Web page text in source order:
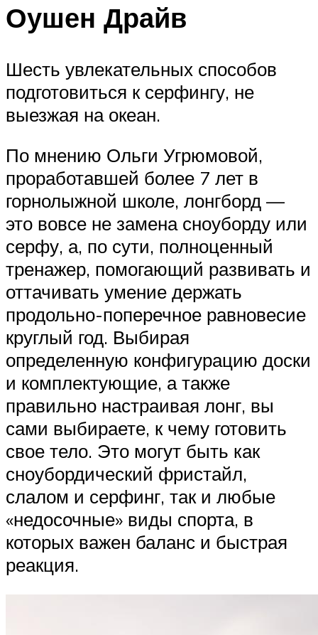
Оушен Драйв
Шесть увлекательных способов
подготовиться к серфингу, не
выезжая на океан.
По мнению Ольги Угрюмовой,
проработавшей более 7 лет в
горнолыжной школе, лонгборд —
это вовсе не замена сноуборду или
серфу, а, по сути, полноценный
тренажер, помогающий развивать и
оттачивать умение держать
продольно-поперечное равновесие
круглый год. Выбирая
определенную конфигурацию доски
и комплектующие, а также
правильно настраивая лонг, вы
сами выбираете, к чему готовить
свое тело. Это могут быть как
сноубордический фристайл,
слалом и серфинг, так и любые
«недосочные» виды спорта, в
которых важен баланс и быстрая
реакция.